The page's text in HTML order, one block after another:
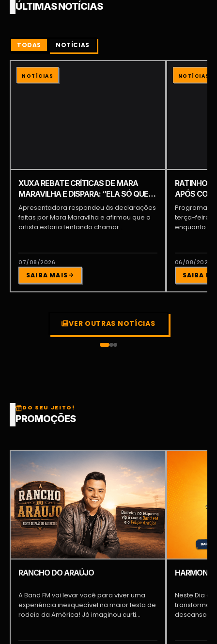
ÚLTIMAS NOTÍCIAS
TODAS NOTÍCIAS
NOTÍCIAS
XUXA REBATE CRÍTICAS DE MARA
MARAVILHA E DISPARA: “ELA SÓ QUER
APARECER”
Apresentadora respondeu às declarações
feitas por Mara Maravilha e afirmou que a
artista estaria tentando chamar...
07/08/2026
SAIBA MAIS
NOTÍCIAS
RATINHO É
APÓS
PIQUILO
Programa
terça-feira
enquanto a
06/08/2026
SAIBA
VER OUTRAS NOTÍCIAS
DO SEU JEITO!
PROMOÇÕES
RANCHO DO ARAÚJO
A Band FM vai levar você para viver uma
experiência inesquecível na maior festa de
rodeio da América! Já imaginou curti...
Neste Dia
transformar
descanso